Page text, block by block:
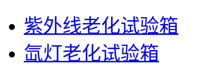
紫外线老化试验箱
氙灯老化试验箱